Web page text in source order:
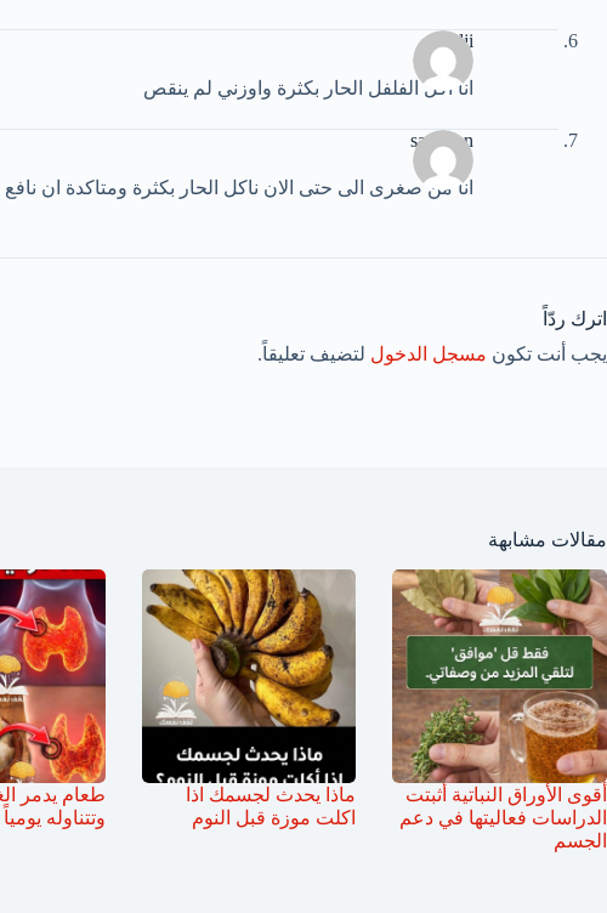
nadji
انا اكل الفلفل الحار بكثرة واوزني لم ينقص
sawssan
انا من صغرى الى حتى الان ناكل الحار بكثرة ومتاكدة ان
اترك ردّاً
يجب أنت تكون مسجل الدخول لتضيف تعليقاً.
مقالات مشابهة
أقوى الأوراق النباتية أثبتت
الدراسات فعاليتها في دعم
الجسم
ماذا يحدث لجسمك اذا
اكلت موزة قبل النوم
طعام يدمر
وتتناوله